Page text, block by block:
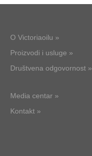
O Victoriaoilu »
Proizvodi i usluge »
Društvena odgovornost »
Media centar »
Kontakt »